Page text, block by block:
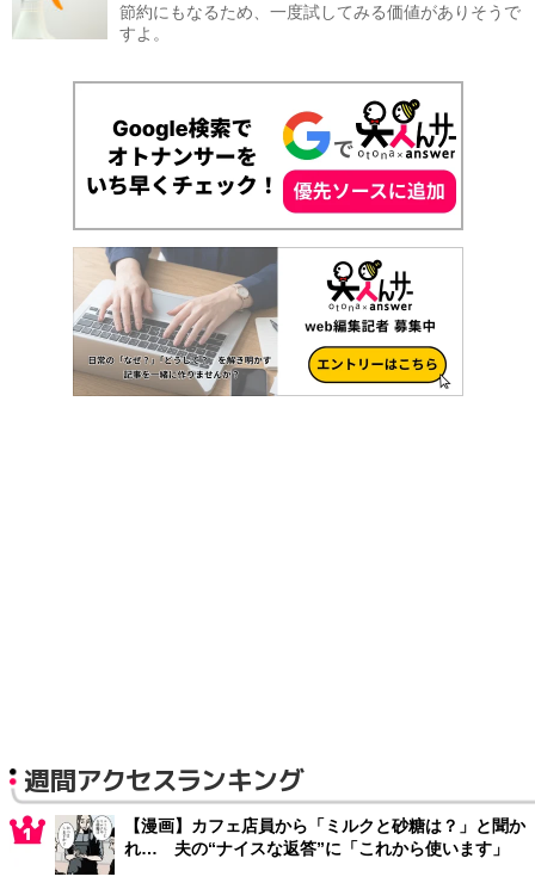
節約にもなるため、一度試してみる価値がありそうで
すよ。
週間アクセスランキング
【漫画】カフェ店員から「ミルクと砂糖は？」と聞か
れ… 夫の“ナイスな返答”に「これから使います」